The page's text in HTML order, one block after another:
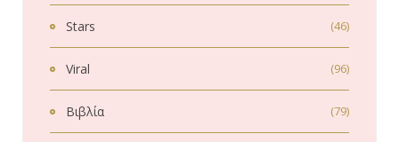
Stars (46)
Viral (96)
Βιβλία (79)